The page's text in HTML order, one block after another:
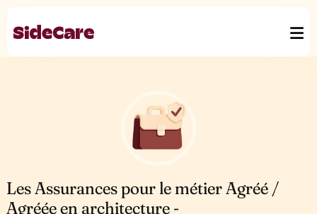
Les Assurances pour le métier Agréé /
Agréée en architecture -